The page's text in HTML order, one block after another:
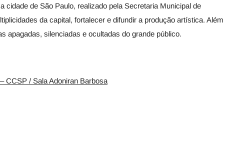
cidade de São Paulo, realizado pela Secretaria Municipal de
da capital, fortalecer e difundir a produção artística. Além
apagadas, silenciadas e ocultadas do grande público.
CCSP / Sala Adoniran Barbosa